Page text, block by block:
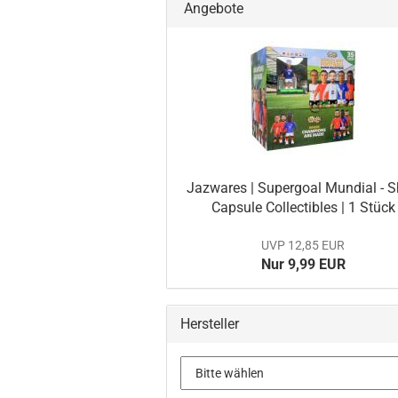
Angebote
Jaz­wa­res | Su­per­goal Mun­di­al -
Cap­su­le Collec­ti­bles | 1 Stück
UVP 12,85 EUR
Nur 9,99 EUR
Hersteller